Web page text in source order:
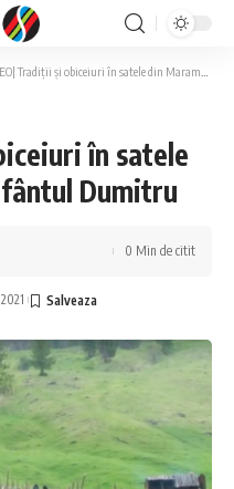
Tradiții și obiceiuri în satele din Maramureș de Sfântul Dumitru
în satele
Dumitru
0 Min de citit